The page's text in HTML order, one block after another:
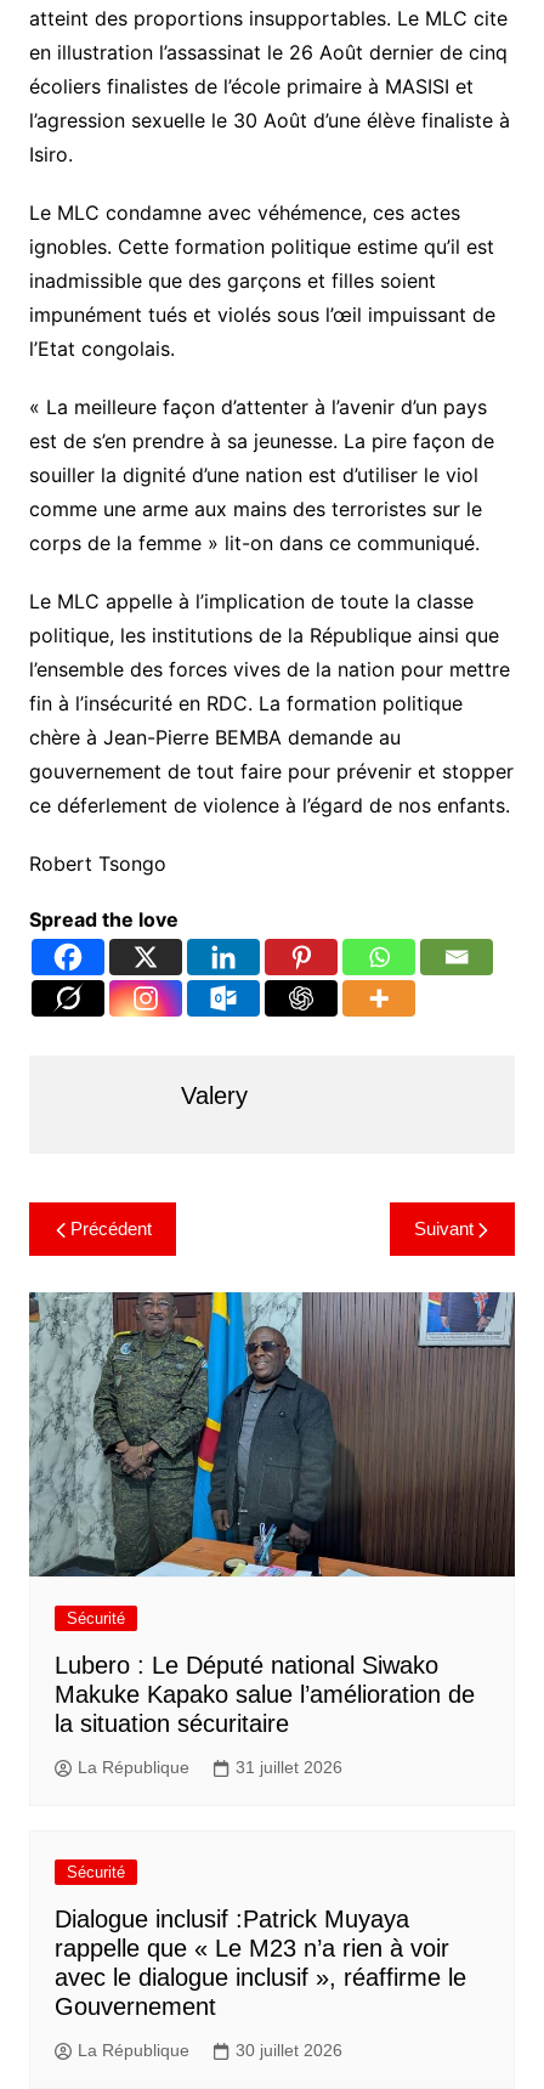
atteint des proportions insupportables. Le MLC cite
en illustration l’assassinat le 26 Août dernier de cinq
écoliers finalistes de l’école primaire à MASISI et
l’agression sexuelle le 30 Août d’une élève finaliste à
Isiro.
Le MLC condamne avec véhémence, ces actes
ignobles. Cette formation politique estime qu’il est
inadmissible que des garçons et filles soient
impunément tués et violés sous l’œil impuissant de
l’Etat congolais.
« La meilleure façon d’attenter à l’avenir d’un pays
est de s’en prendre à sa jeunesse. La pire façon de
souiller la dignité d’une nation est d’utiliser le viol
comme une arme aux mains des terroristes sur le
corps de la femme » lit-on dans ce communiqué.
Le MLC appelle à l’implication de toute la classe
politique, les institutions de la République ainsi que
l’ensemble des forces vives de la nation pour mettre
fin à l’insécurité en RDC. La formation politique
chère à Jean-Pierre BEMBA demande au
gouvernement de tout faire pour prévenir et stopper
ce déferlement de violence à l’égard de nos enfants.
Robert Tsongo
Spread the love
Valery
Précédent Suivant
Sécurité
Lubero : Le Député national Siwako
Makuke Kapako salue l’amélioration de
la situation sécuritaire
La République 31 juillet 2026
Sécurité
Dialogue inclusif :Patrick Muyaya
rappelle que « Le M23 n’a rien à voir
avec le dialogue inclusif », réaffirme le
Gouvernement
La République 30 juillet 2026